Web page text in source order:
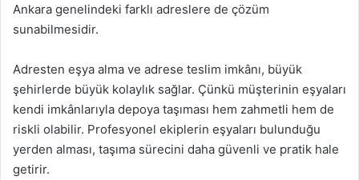
Ankara genelindeki farklı adreslere de çözüm
sunabilmesidir.
Adresten eşya alma ve adrese teslim imkânı, büyük
şehirlerde büyük kolaylık sağlar. Çünkü müşterinin eşyaları
kendi imkânlarıyla depoya taşıması hem zahmetli hem de
riskli olabilir. Profesyonel ekiplerin eşyaları bulunduğu
yerden alması, taşıma sürecini daha güvenli ve pratik hale
getirir.